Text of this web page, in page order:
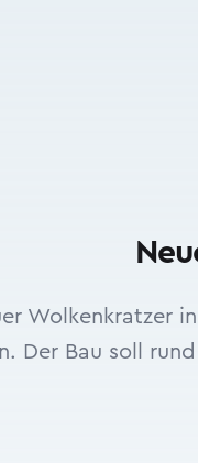
Wolkenkratzer
Der Bau soll